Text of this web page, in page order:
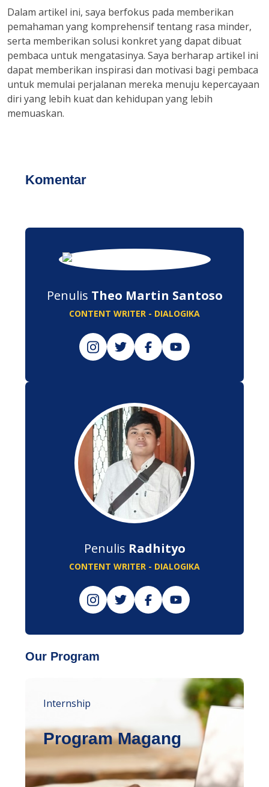
Dalam artikel ini, saya berfokus pada memberikan
pemahaman yang komprehensif tentang rasa minder,
serta memberikan solusi konkret yang dapat dibuat
pembaca untuk mengatasinya. Saya berharap artikel ini
dapat memberikan inspirasi dan motivasi bagi pembaca
untuk memulai perjalanan mereka menuju kepercayaan
diri yang lebih kuat dan kehidupan yang lebih
memuaskan.
Komentar
Penulis Theo Martin Santoso
CONTENT WRITER - DIALOGIKA
Penulis Radhityo
CONTENT WRITER - DIALOGIKA
Our Program
Internship
Program Magang